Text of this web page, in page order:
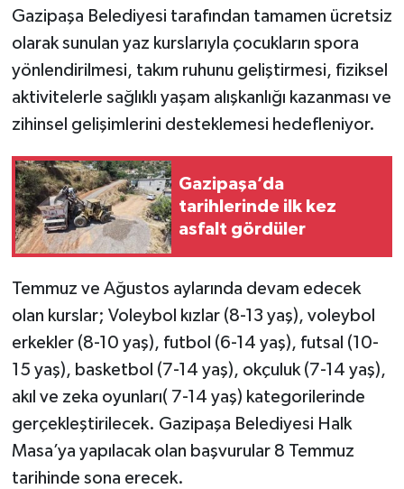
Gazipaşa Belediyesi tarafından tamamen ücretsiz
olarak sunulan yaz kurslarıyla çocukların spora
yönlendirilmesi, takım ruhunu geliştirmesi, fiziksel
aktivitelerle sağlıklı yaşam alışkanlığı kazanması ve
zihinsel gelişimlerini desteklemesi hedefleniyor.
Gazipaşa’da
tarihlerinde ilk kez
asfalt gördüler
Temmuz ve Ağustos aylarında devam edecek
olan kurslar; Voleybol kızlar (8-13 yaş), voleybol
erkekler (8-10 yaş), futbol (6-14 yaş), futsal (10-
15 yaş), basketbol (7-14 yaş), okçuluk (7-14 yaş),
akıl ve zeka oyunları( 7-14 yaş) kategorilerinde
gerçekleştirilecek. Gazipaşa Belediyesi Halk
Masa’ya yapılacak olan başvurular 8 Temmuz
tarihinde sona erecek.